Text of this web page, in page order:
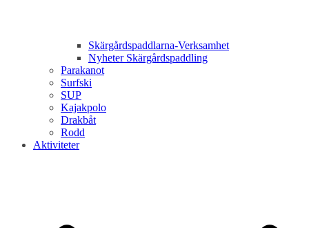
Skärgårdspaddlarna-Verksamhet
Nyheter Skärgårdspaddling
Parakanot
Surfski
SUP
Kajakpolo
Drakbåt
Rodd
Aktiviteter